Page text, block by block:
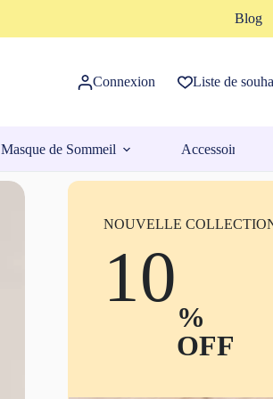
Blog
Connexion Liste de
Masque de Sommeil Accessoires
NOUVELLE
10
%
OFF